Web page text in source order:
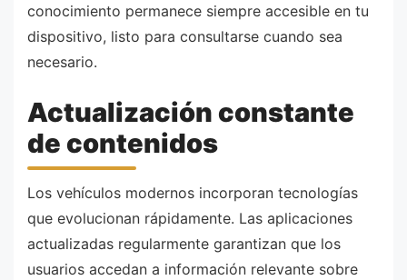
conocimiento permanece siempre accesible en tu
dispositivo, listo para consultarse cuando sea
necesario.
Actualización constante
de contenidos
Los vehículos modernos incorporan tecnologías
que evolucionan rápidamente. Las aplicaciones
actualizadas regularmente garantizan que los
usuarios accedan a información relevante sobre